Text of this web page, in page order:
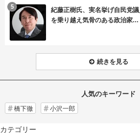
紀藤正樹氏、実名挙げ自民党
を乗り越え気骨のある政治家...
5
続きを見る
人気のキーワード
橋下徹 小沢一郎
カテゴリー